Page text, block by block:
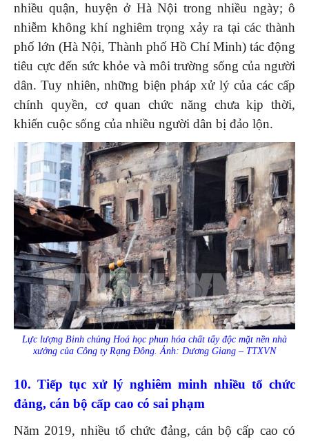
nhiều quận, huyện ở Hà Nội trong nhiều ngày; ô
nhiễm không khí nghiêm trọng xảy ra tại các thành
phố lớn (Hà Nội, Thành phố Hồ Chí Minh) tác động
tiêu cực đến sức khỏe và môi trường sống của người
dân. Tuy nhiên, những biện pháp xử lý của các cấp
chính quyền, cơ quan chức năng chưa kịp thời,
khiến cuộc sống của nhiều người dân bị đảo lộn.
Lực lượng Binh chủng Hoá học phun hóa chất tẩy độc mặt nền nhà
xưởng của Công ty Rạng Đông. Ảnh: Dương Giang – TTXVN
10. Tiếp tục xử lý nghiêm minh nhiều tổ chức
đảng, cán bộ cấp cao có sai phạm
Năm 2019, nhiều tổ chức đảng, cán bộ cấp cao có